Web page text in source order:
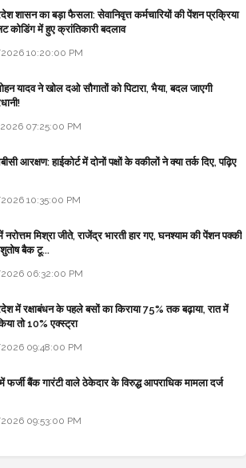
शासन का बड़ा फैसला: सेवानिवृत्त कर्मचारियों की पेंशन प्रक्रिया
कोडिंग में हुए क्रांतिकारी बदलाव
10:20:00 PM
यादव ने खोल दओ सौगातों को पिटारा, भैया, बदल जाएगी
07:25:00 PM
आरक्षण: हाईकोर्ट में दोनों पक्षों के वकीलों ने क्या तर्क दिए, पढ़िए
10:35:00 PM
नरोत्तम मिश्रा जीते, राजेंद्र भारती हार गए, घनश्याम की पेंशन पक्की
बैक टू...
06:32:00 PM
में रक्षाबंधन के पहले बसों का किराया 75% तक बढ़ाया, रात में
तो 10% एक्स्ट्रा
09:48:00 PM
फर्जी बैंक गारंटी वाले ठेकेदार के विरुद्ध आपराधिक मामला दर्ज
09:53:00 PM